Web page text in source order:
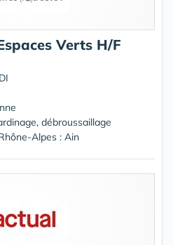
Verts H/F
débroussaillage
Alpes : Ain